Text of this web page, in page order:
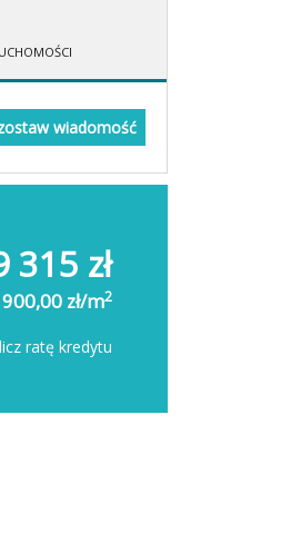
wiadomość
315 zł
zł/m2
ratę kredytu